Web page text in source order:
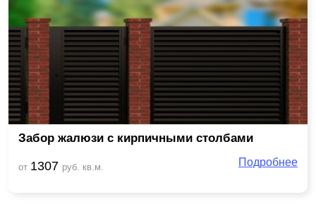
Забор жалюзи с кирпичными столбами
от 1307 руб. кв.м. Подробнее